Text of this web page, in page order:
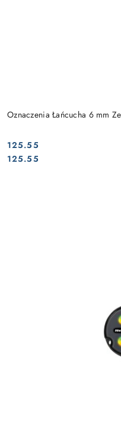
Oznaczenia Łańcucha 6 mm
Cena:
125.55
Cena:
125.55